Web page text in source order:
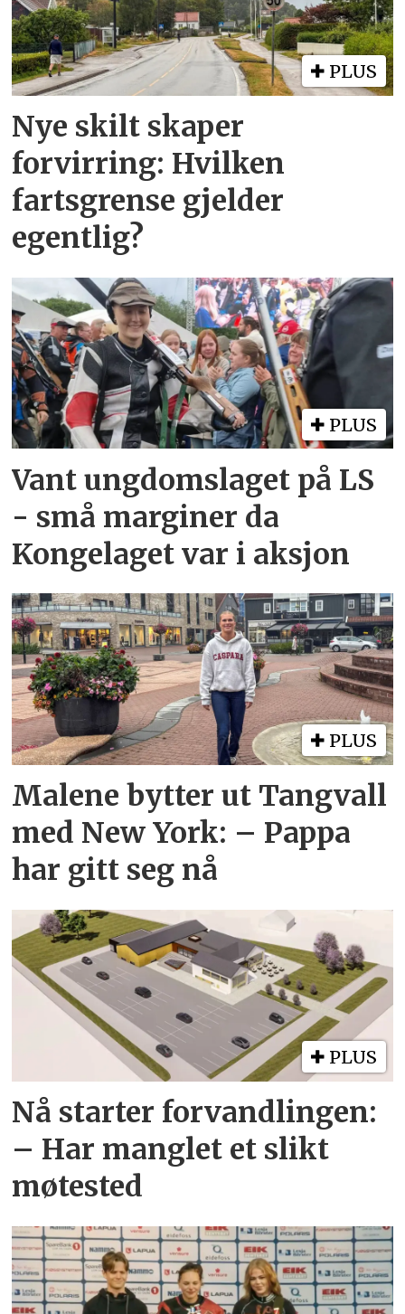
PLUS
Nye skilt skaper
forvirring: Hvilken
fartsgrense gjelder
egentlig?
PLUS
Vant ungdomslaget på LS
- små marginer da
Kongelaget var i aksjon
PLUS
Malene bytter ut Tangvall
med New York: – Pappa
har gitt seg nå
PLUS
Nå starter forvandlingen:
– Har manglet et slikt
møtested